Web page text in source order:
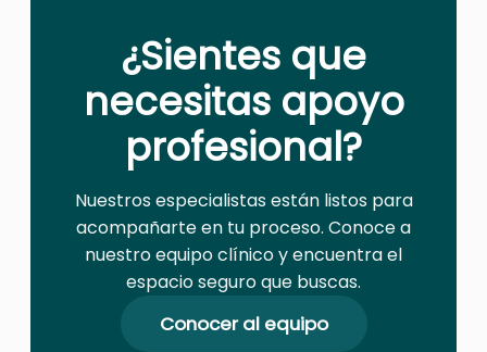
¿Sientes que
necesitas apoyo
profesional?
Nuestros especialistas están listos para
acompañarte en tu proceso. Conoce a
nuestro equipo clínico y encuentra el
espacio seguro que buscas.
Conocer al equipo